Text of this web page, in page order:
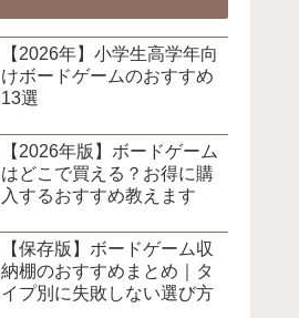
【2026年】小学生高学年向
けボードゲームのおすすめ
13選
【2026年版】ボードゲーム
はどこで買える？お得に購
入するおすすめ教えます
【保存版】ボードゲーム収
納棚のおすすめまとめ｜タ
イプ別に失敗しない選び方